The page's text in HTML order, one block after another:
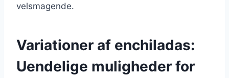
velsmagende.
Variationer af enchiladas:
Uendelige muligheder for